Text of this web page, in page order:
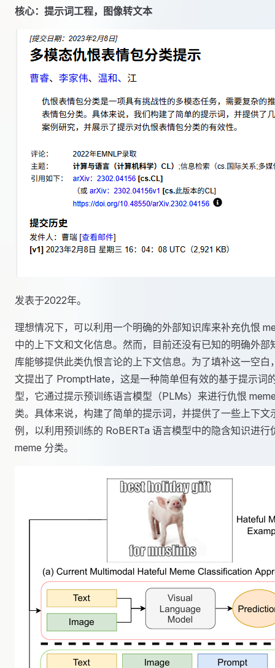
核心：提示词工程，图像转文本
发表于2022年。
理想情况下，可以利用一个明确的外部知识库来补充仇恨
中的上下文和文化信息。然而，目前还没有已知的明确外部
库能够提供此类仇恨言论的上下文信息。为了填补这一空白
文提出了 PromptHate，这是一种简单但有效的基于提示词
型，它通过提示预训练语言模型（PLMs）来进行仇恨
类。具体来说，构建了简单的提示词，并提供了一些上下文
例，以利用预训练的 RoBERTa 语言模型中的隐含知识进行
meme 分类。